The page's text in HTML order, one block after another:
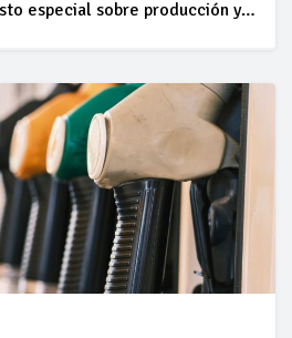
especial sobre producción y
del 25 al 31 de julio